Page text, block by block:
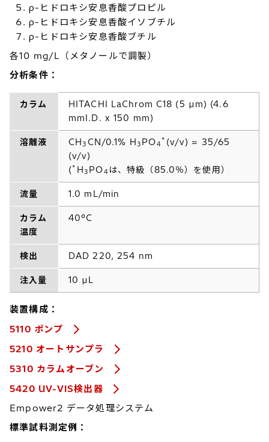
ρ-ヒドロキシ安息香酸プロピル
ρ-ヒドロキシ安息香酸イソブチル
ρ-ヒドロキシ安息香酸ブチル
各10 mg/L（メタノールで調製）
分析条件：
カラム
HITACHI LaChrom C18 (5 µm) (4.6
mmI.D. x 150 mm)
溶離液 CH3 CN/0.1% H3 PO4
* (v/v) = 35/65
(v/v)
(* H3 PO4 は、特級（85.0％）を使用）
流量 1.0 mL/min
カラム
温度
40°C
検出 DAD 220, 254 nm
注入量 10 µL
装置構成：
5110 ポンプ
5210 オートサンプラ
5310 カラムオーブン
5420 UV-VIS検出器
Empower2 データ処理システム
標準試料測定例：